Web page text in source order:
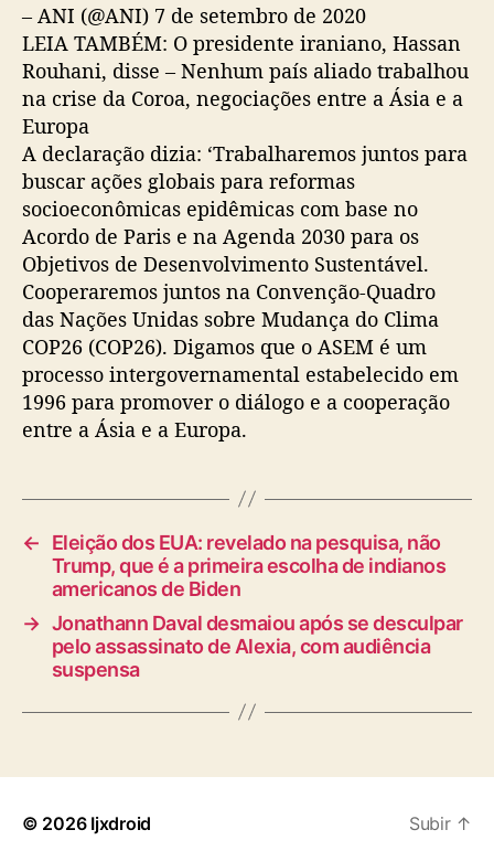
– ANI (@ANI) 7 de setembro de 2020
LEIA TAMBÉM: O presidente iraniano, Hassan
Rouhani, disse – Nenhum país aliado trabalhou
na crise da Coroa, negociações entre a Ásia e a
Europa
A declaração dizia: ‘Trabalharemos juntos para
buscar ações globais para reformas
socioeconômicas epidêmicas com base no
Acordo de Paris e na Agenda 2030 para os
Objetivos de Desenvolvimento Sustentável.
Cooperaremos juntos na Convenção-Quadro
das Nações Unidas sobre Mudança do Clima
COP26 (COP26). Digamos que o ASEM é um
processo intergovernamental estabelecido em
1996 para promover o diálogo e a cooperação
entre a Ásia e a Europa.
←
Eleição dos EUA: revelado na pesquisa, não
Trump, que é a primeira escolha de indianos
americanos de Biden
→ Jonathann Daval desmaiou após se desculpar
pelo assassinato de Alexia, com audiência
suspensa
© 2026 Ijxdroid Subir ↑